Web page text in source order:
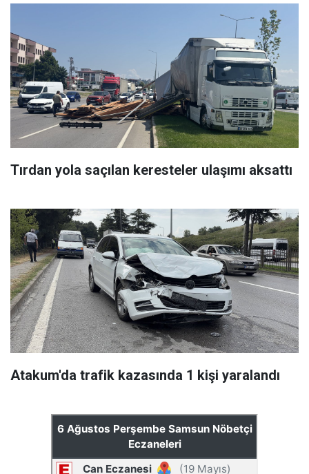
Tırdan yola saçılan keresteler ulaşımı aksattı
Atakum'da trafik kazasında 1 kişi yaralandı